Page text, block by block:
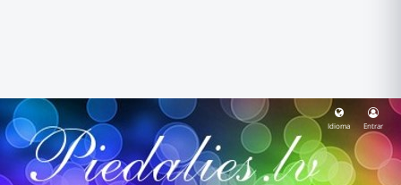
Idioma Entrar